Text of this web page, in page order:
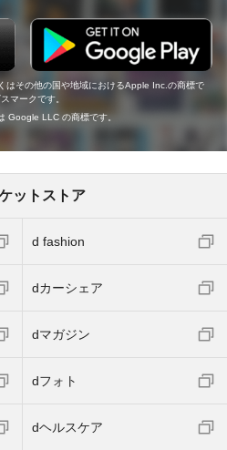
はその他の国や地域におけるApple Inc.の商標で
マークです。
Google LLC の商標です。
ットストア
d fashion
dカーシェア
dマガジン
dフォト
dヘルスケア